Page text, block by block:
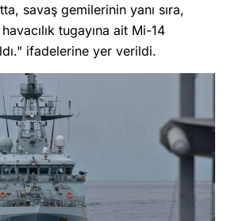
savaş gemilerinin yanı sıra,
tugayına ait Mi-14
ifadelerine yer verildi.